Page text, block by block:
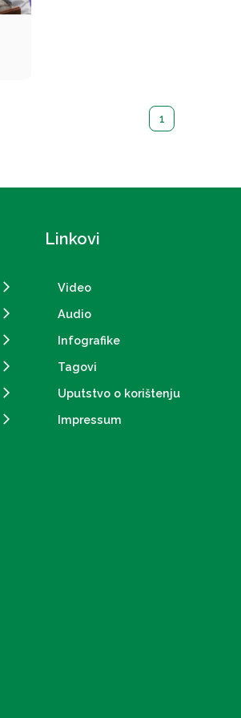
1
Linkovi
Video
Audio
Infografike
Tagovi
Uputstvo o korištenju
Impressum